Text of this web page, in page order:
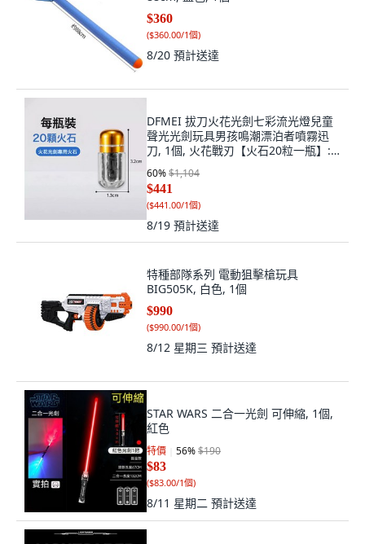
$360
($360.00/1個)
8/20 預計送達
DFMEI 拔刀火花光劍七彩流光燈兒童
聲光光劍玩具男孩鳴潮漂泊者噴霧迅
刀, 1個, 火花戰刃【火石20粒一瓶】:
60%$1,104
$441
($441.00/1個)
8/19 預計送達
特種部隊系列 電動狙擊槍玩具
BIG505K, 白色, 1個
$990
($990.00/1個)
8/12 星期三 預計送達
STAR WARS 二合一光劍 可伸縮, 1個,
紅色
特價 56%$190
$83
($83.00/1個)
8/11 星期二 預計送達